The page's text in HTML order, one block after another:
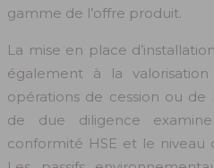
gamme de l’offre produit.
La mise en place
également à la
opérations de cession ou de
de due diligence
conformité HSE et le niveau